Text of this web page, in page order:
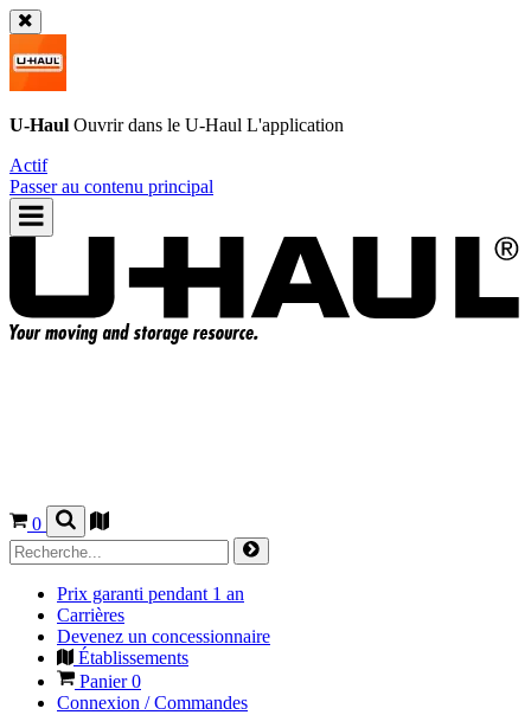
U-Haul Ouvrir dans le U-Haul L'application
Actif
Passer au contenu principal
0
Prix garanti pendant 1 an
Carrières
Devenez un concessionnaire
Établissements
Panier0
Connexion / Commandes